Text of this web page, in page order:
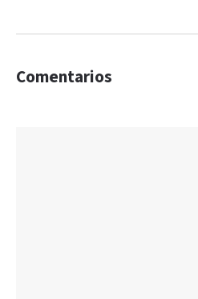
Comentarios